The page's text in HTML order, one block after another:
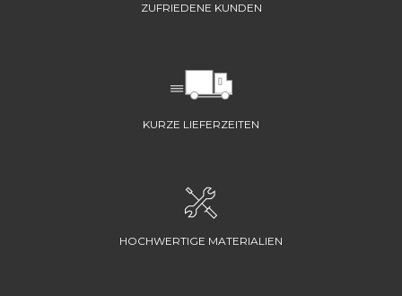
ZUFRIEDENE KUNDEN
KURZE LIEFERZEITEN
HOCHWERTIGE MATERIALIEN